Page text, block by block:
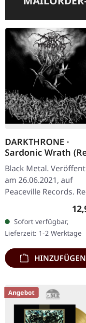
DARKTHRONE ·
Sardonic Wrath
Release) | CD
Black Metal.
am 26.06.2021, auf
Peaceville Records.
Release auf
im Jewelcase.
Wrath" aus dem Jahr
2004…
Sofort verfügbar,
Lieferzeit: 1-2 Werktage
HINZUFÜGEN
Angebot